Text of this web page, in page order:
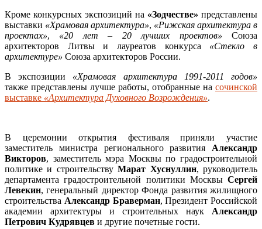
Кроме конкурсных экспозиций на «Зодчестве» представлены
выставки «Храмовая архитектура», «Рижская архитектура в
проектах», «20 лет – 20 лучших проектов» Союза
архитекторов Литвы и лауреатов конкурса «Стекло в
архитектуре» Союза архитекторов России.
В экспозиции «Храмовая архитектура 1991-2011 годов»
также представлены лучше работы, отобранные на сочинской
выставке «Архитектура Духовного Возрождения».
В церемонии открытия фестиваля приняли участие
заместитель министра регионального развития Александр
Викторов, заместитель мэра Москвы по градостроительной
политике и строительствуМарат Хуснуллин, руководитель
департамента градостроительной политики Москвы Сергей
Левекин, генеральный директор Фонда развития жилищного
строительства Александр Браверман, Президент Российской
академии архитектуры и строительных наук Александр
Петрович Кудрявцев и другие почетные гости.